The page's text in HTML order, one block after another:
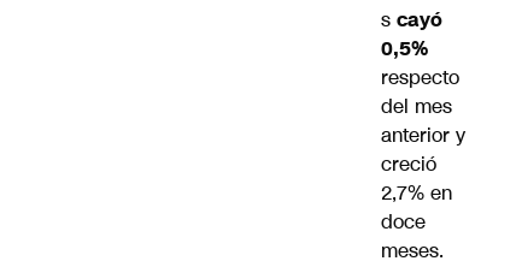
s cayó
0,5%
respecto
del mes
anterior y
creció
2,7% en
doce
meses.